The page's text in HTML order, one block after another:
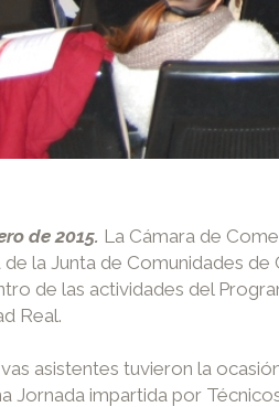
de 2015. La Cámara de
la Junta de Comunidades
de las actividades del
Real.
asistentes tuvieron la
Jornada impartida por